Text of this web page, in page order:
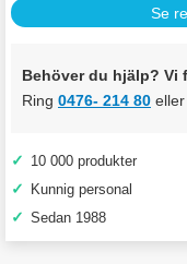
Se
Behöver du hjälp? Vi
Ring 0476- 214 80 eller
✓ 10 000 produkter
✓ Kunnig personal
✓ Sedan 1988